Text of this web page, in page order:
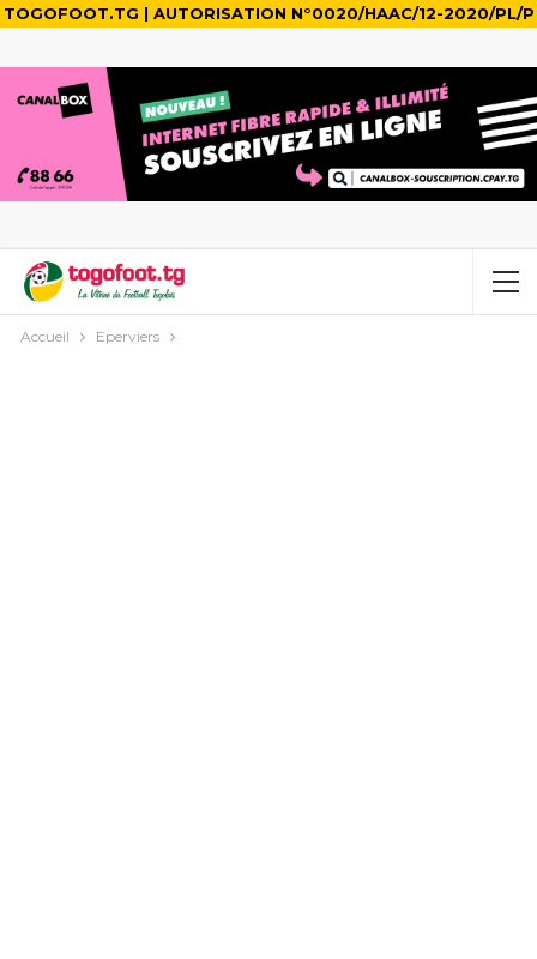
TOGOFOOT.TG | AUTORISATION N°0020/HAAC/12-2020/PL/P
Accueil Eperviers